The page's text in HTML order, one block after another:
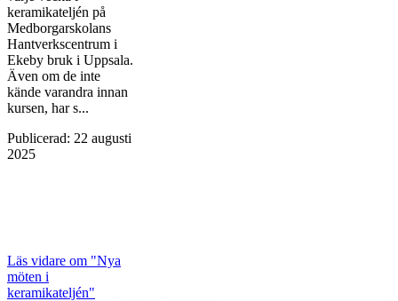
keramikateljén på
Medborgarskolans
Hantverkscentrum i
Ekeby bruk i Uppsala.
Även om de inte
kände varandra innan
kursen, har s...
Publicerad: 22 augusti
2025
Läs vidare om "Nya
möten i
keramikateljén"